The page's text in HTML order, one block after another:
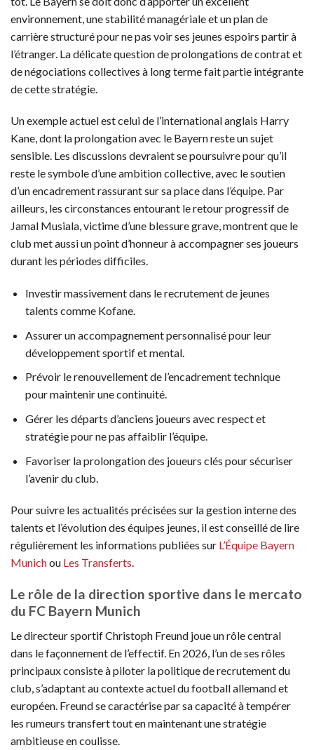
environnement, une stabilité managériale et un plan de
carrière structuré pour ne pas voir ses jeunes espoirs partir à
l’étranger. La délicate question de prolongations de contrat et
de négociations collectives à long terme fait partie intégrante
de cette stratégie.
Un exemple actuel est celui de l’international anglais Harry
Kane, dont la prolongation avec le Bayern reste un sujet
sensible. Les discussions devraient se poursuivre pour qu’il
reste le symbole d’une ambition collective, avec le soutien
d’un encadrement rassurant sur sa place dans l’équipe. Par
ailleurs, les circonstances entourant le retour progressif de
Jamal Musiala, victime d’une blessure grave, montrent que le
club met aussi un point d’honneur à accompagner ses joueurs
durant les périodes difficiles.
Investir massivement dans le recrutement de jeunes
talents comme Kofane.
Assurer un accompagnement personnalisé pour leur
développement sportif et mental.
Prévoir le renouvellement de l’encadrement technique
pour maintenir une continuité.
Gérer les départs d’anciens joueurs avec respect et
stratégie pour ne pas affaiblir l’équipe.
Favoriser la prolongation des joueurs clés pour sécuriser
l’avenir du club.
Pour suivre les actualités précisées sur la gestion interne des
talents et l’évolution des équipes jeunes, il est conseillé de lire
régulièrement les informations publiées sur L’Équipe Bayern
Munichou Les Transferts.
Le rôle de la direction sportive dans le mercato
du FC Bayern Munich
Le directeur sportif Christoph Freund joue un rôle central
dans le façonnement de l’effectif. En 2026, l’un de ses rôles
principaux consiste à piloter la politique de recrutement du
club, s’adaptant au contexte actuel du football allemand et
européen. Freund se caractérise par sa capacité à tempérer
les rumeurs transfert tout en maintenant une stratégie
ambitieuse en coulisse.